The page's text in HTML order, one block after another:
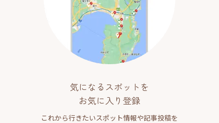
気になるスポットを
お気に入り登録
これから行きたいスポット情報や記事投稿を